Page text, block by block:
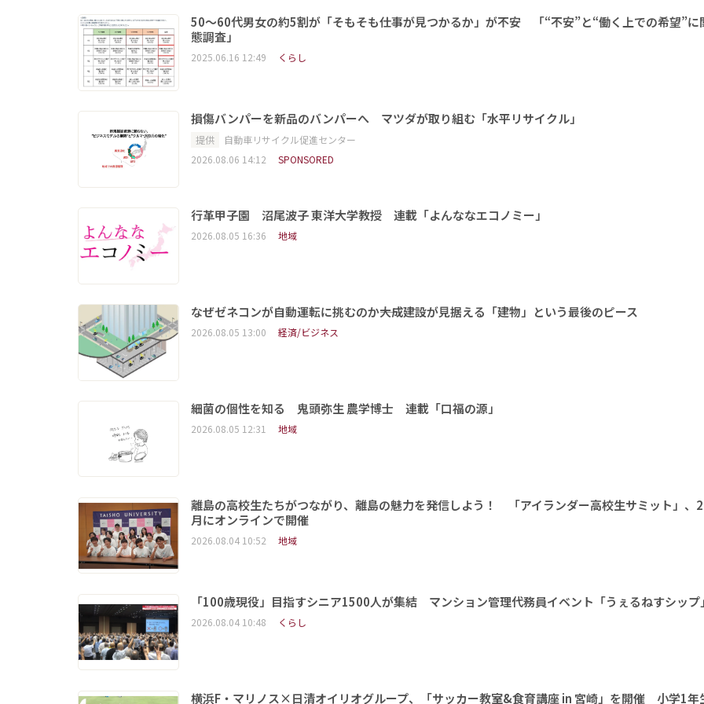
50～60代男女の約5割が「そもそも仕事が見つかるか」が不安 「“不安”と“働く上での希望”に
態調査」
2025.06.16 12:49 くらし
損傷バンパーを新品のバンパーへ マツダが取り組む「水平リサイクル」
提供
自動車リサイクル促進センター
2026.08.06 14:12
SPONSORED
行革甲子園 沼尾波子 東洋大学教授 連載「よんななエコノミー」
2026.08.05 16:36 地域
なぜゼネコンが自動運転に挑むのか――大成建設が見据える「建物」という最後のピース
2026.08.05 13:00 経済/ビジネス
細菌の個性を知る 鬼頭弥生 農学博士 連載「口福の源」
2026.08.05 12:31 地域
離島の高校生たちがつながり、離島の魅力を発信しよう！ 「アイランダー高校生サミット」、
月にオンラインで開催
2026.08.04 10:52 地域
「100歳現役」目指すシニア1500人が集結 マンション管理代務員イベント「うぇるねすシップ
2026.08.04 10:48 くらし
横浜F・マリノス×日清オイリオグループ、「サッカー教室&食育講座 in 宮崎」を開催 小学1年